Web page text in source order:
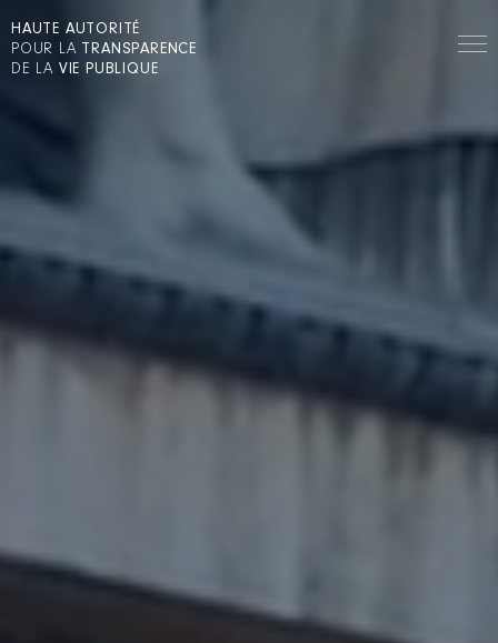
HAUTE AUTORITÉ
POUR LA TRANSPARENCE
DE LA VIE PUBLIQUE